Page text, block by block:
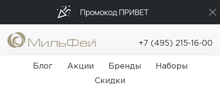
Промокод ПРИВЕТ
Бесплатная доставка от 5 000₽
Подарки в каждый заказ от 5 000₽
+7 (495) 215-16-00
Блог Акции Бренды
Наборы
Скидки